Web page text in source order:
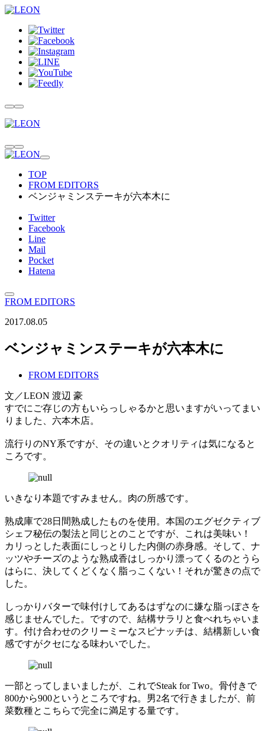
TOP
FROM EDITORS
ベンジャミンステーキが六本木に
Twitter
Facebook
Line
Mail
Pocket
Hatena
FROM EDITORS
2017.08.05
ベンジャミンステーキが六本木に
FROM EDITORS
文／LEON 渡辺 豪
すでにご存じの方もいらっしゃるかと思いますがいってまい
りました、六本木店。
流行りのNY系ですが、その違いとクオリティは気になると
ころです。
いきなり本題ですみません。肉の所感です。
熟成庫で28日間熟成したものを使用。本国のエグゼクティブ
シェフ秘伝の製法と同じとのことですが、これは美味い！
カリっとした表面にしっとりした内側の赤身感。そして、ナ
ッツやチーズのような熟成香はしっかり漂ってくるのとうら
はらに、決してくどくなく脂っこくない！それが驚きの点で
した。
しっかりバターで味付けしてあるはずなのに嫌な脂っぽさを
感じませんでした。ですので、結構サラリと食べれちゃいま
す。付け合わせのクリーミーなスピナッチは、結構新しい食
感ですがクセになる味わいでした。
一部とってしまいましたが、これでSteak for Two。骨付きで
800から900というところですね。男2名で行きましたが、前
菜数種とこちらで完全に満足する量です。